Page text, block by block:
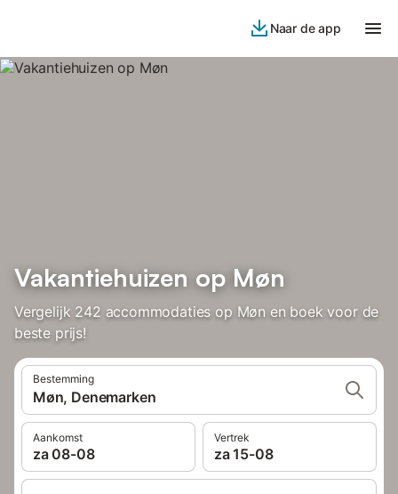
Naar de app
Vakantiehuizen op Møn
Vergelijk 242 accommodaties op Møn en boek voor de
beste prijs!
Bestemming
Møn, Denemarken
Aankomst
za 08-08
Vertrek
za 15-08